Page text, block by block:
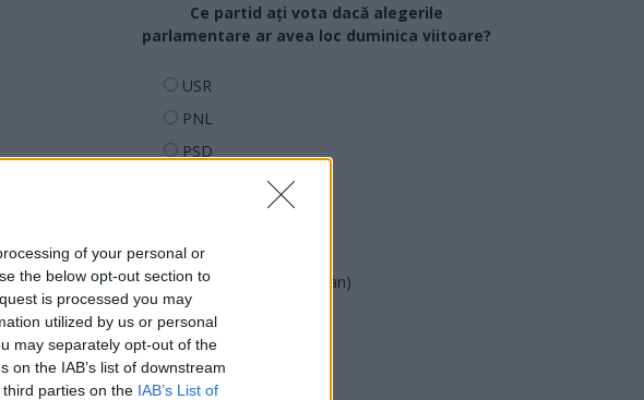
of your personal or
the below opt-out section to
is processed you may
utilized by us or personal
may separately opt-out of the
the IAB’s list of downstream
parties on the IAB’s List of
al tuturor
Ce partid ați vota dacă alegerile
parlamentare ar avea loc duminica viitoare?
USR
PNL
PSD
PMP (Tomac)
Forța Dreptei (L. Orban)
PNȚMM
REPER
SENS